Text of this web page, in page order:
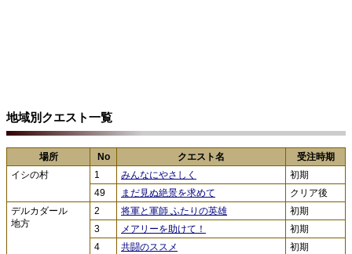
地域別クエスト一覧
場所 No クエスト名
受注時期
イシの村
1 みんなにやさしく
初期
49
まだ見ぬ絶景を求めて
クリア後
デルカダール
地方
2 将軍と軍師 ふたりの英雄
初期
3
メアリーを助けて！
初期
4
共闘のススメ
初期